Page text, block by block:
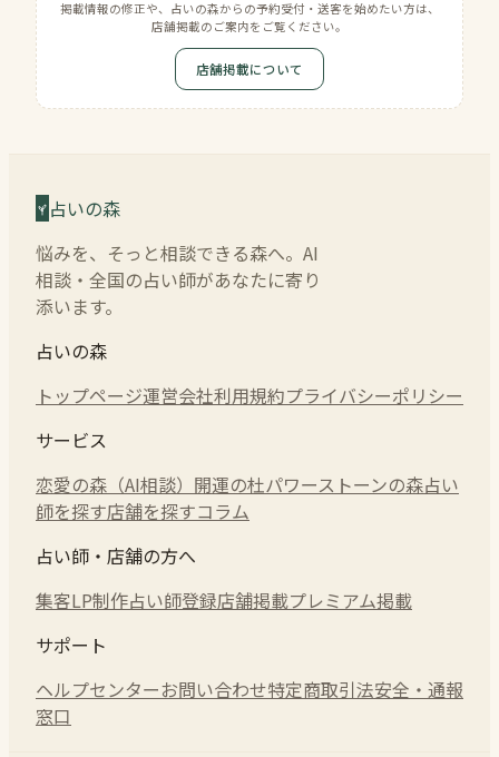
掲載情報の修正や、占いの森からの予約受付・送客を始めたい方は、
店舗掲載のご案内をご覧ください。
店舗掲載について
占いの森
悩みを、そっと相談できる森へ。AI
相談・全国の占い師があなたに寄り
添います。
占いの森
トップページ運営会社利用規約プライバシーポリシー
サービス
恋愛の森（AI相談） 開運の杜パワーストーンの森占い
師を探す店舗を探すコラム
占い師・店舗の方へ
集客LP制作占い師登録店舗掲載プレミアム掲載
サポート
ヘルプセンターお問い合わせ特定商取引法安全・通報
窓口